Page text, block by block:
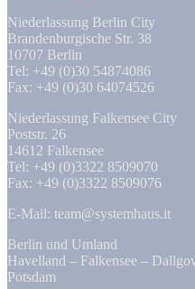
Niederlassung Berlin City
Brandenburgische Str. 38
10707 Berlin
Tel: +49 (0)30 54874086
Fax: +49 (0)30 64074526
Niederlassung Falkensee City
Poststr. 26
14612 Falkensee
Tel: +49 (0)3322 8509070
Fax: +49 (0)3322 8509076
E-Mail: team@systemhaus.it
Berlin und Umland
Havelland – Falkensee –
Potsdam